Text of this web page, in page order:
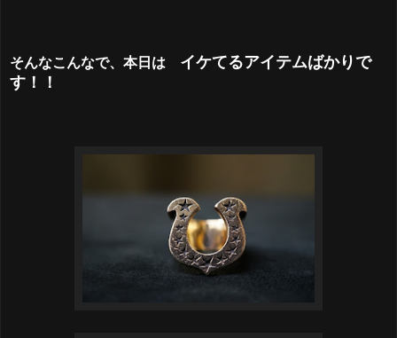
そんなこんなで、本日は イケてるアイテムばかりで
す！！